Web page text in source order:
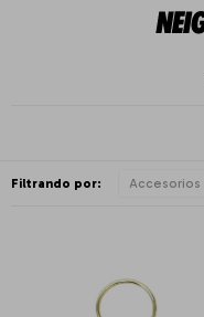
Filtrando por: Accesorios